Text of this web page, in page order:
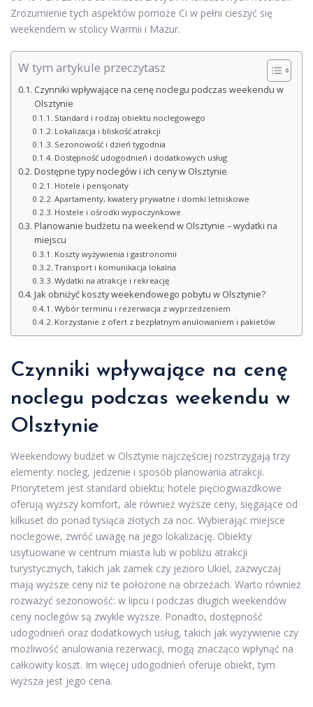
Zrozumienie tych aspektów pomoże Ci w pełni cieszyć się
weekendem w stolicy Warmii i Mazur.
W tym artykule przeczytasz
Czynniki wpływające na cenę noclegu podczas weekendu w
Olsztynie
Standard i rodzaj obiektu noclegowego
Lokalizacja i bliskość atrakcji
Sezonowość i dzień tygodnia
Dostępność udogodnień i dodatkowych usług
Dostępne typy noclegów i ich ceny w Olsztynie
Hotele i pensjonaty
Apartamenty, kwatery prywatne i domki letniskowe
Hostele i ośrodki wypoczynkowe
Planowanie budżetu na weekend w Olsztynie – wydatki na
miejscu
Koszty wyżywienia i gastronomii
Transport i komunikacja lokalna
Wydatki na atrakcje i rekreację
Jak obniżyć koszty weekendowego pobytu w Olsztynie?
Wybór terminu i rezerwacja z wyprzedzeniem
Korzystanie z ofert z bezpłatnym anulowaniem i pakietów
Czynniki wpływające na cenę
noclegu podczas weekendu w
Olsztynie
Weekendowy budżet w Olsztynie najczęściej rozstrzygają trzy
elementy: nocleg, jedzenie i sposób planowania atrakcji.
Priorytetem jest standard obiektu; hotele pięciogwiazdkowe
oferują wyższy komfort, ale również wyższe ceny, sięgające od
kilkuset do ponad tysiąca złotych za noc. Wybierając miejsce
noclegowe, zwróć uwagę na jego lokalizację. Obiekty
usytuowane w centrum miasta lub w pobliżu atrakcji
turystycznych, takich jak zamek czy jezioro Ukiel, zazwyczaj
mają wyższe ceny niż te położone na obrzeżach. Warto również
rozważyć sezonowość: w lipcu i podczas długich weekendów
ceny noclegów są zwykle wyższe. Ponadto, dostępność
udogodnień oraz dodatkowych usług, takich jak wyżywienie czy
możliwość anulowania rezerwacji, mogą znacząco wpłynąć na
całkowity koszt. Im więcej udogodnień oferuje obiekt, tym
wyższa jest jego cena.